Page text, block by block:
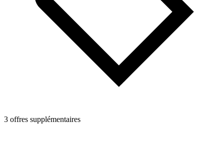
3 offres supplémentaires